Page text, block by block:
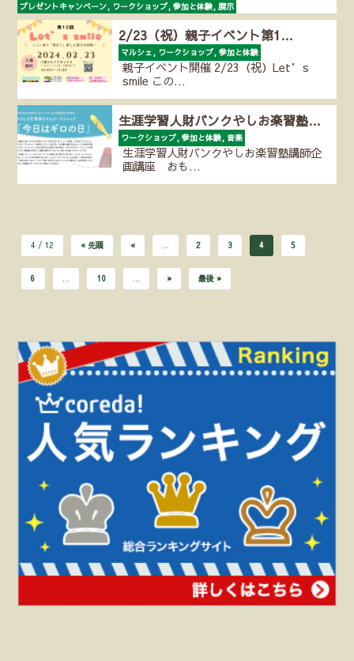
プレゼントキャンペーン, ワークショップ, 参加と体験, 展示
2/17（土）の10時～14時に、 第31回八潮市消費生活展…
2/23（祝）親子イベント第1…
マルシェ, ワークショップ, 参加と体験
親子イベント開催 2/23（祝）Let’s
smile この…
生涯学習人財バンクやしお楽習塾…
ワークショップ, 参加と体験, 音楽
生涯学習人財バンクやしお楽習塾講師企
画講座 おも…
4 / 12 « 先頭 « 2 3 4 5
6 10 » 最後 »